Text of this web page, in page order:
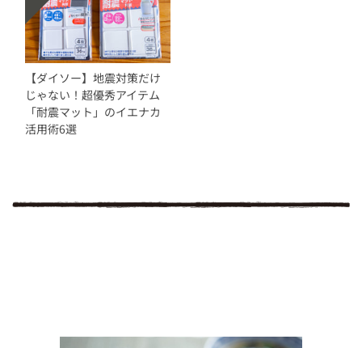
【ダイソー】地震対策だけ
じゃない！超優秀アイテム
「耐震マット」のイエナカ
活用術6選